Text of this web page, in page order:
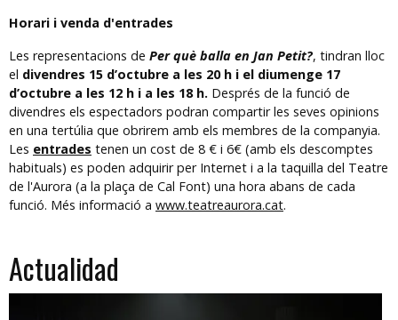
Horari i venda d'entrades
Les representacions de Per què balla en Jan Petit?, tindran lloc
el divendres 15 d’octubre a les 20 h i el diumenge 17
d’octubre a les 12 h i a les 18 h. Després de la funció de
divendres els espectadors podran compartir les seves opinions
en una tertúlia que obrirem amb els membres de la companyia.
Les entrades tenen un cost de 8 € i 6€ (amb els descomptes
habituals) es poden adquirir per Internet i a la taquilla del Teatre
de l'Aurora (a la plaça de Cal Font) una hora abans de cada
funció. Més informació a www.teatreaurora.cat.
Actualidad